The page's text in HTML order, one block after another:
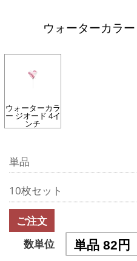
ウォーターカラ
ウォーターカラ
ー ジオード 4イ
ンチ
単品
10枚セット
ご注文
数単位